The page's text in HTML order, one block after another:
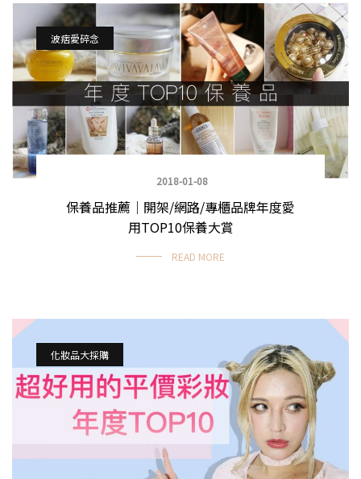
波痞愛碎念
2018-01-08
保養品推薦｜開架/網路/專櫃品牌年度愛
用TOP10保養大賞
READ MORE
化妝品大採購